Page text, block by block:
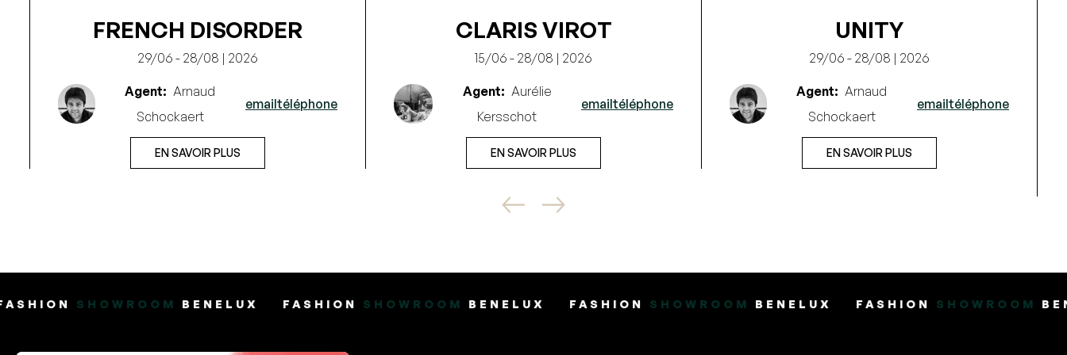
FRENCH DISORDER
29/06 - 28/08 | 2026
Agent: Arnaud
Schockaert
emailtéléphone
EN SAVOIR PLUS
CLARIS VIROT
15/06 - 28/08 | 2026
Agent: Aurélie
Kersschot
emailtéléphone
EN SAVOIR PLUS
UNITY
29/06 - 28/08 | 2026
Agent: Arnaud
Schockaert
emailtéléphone
EN SAVOIR PLUS
BENELUX FASHIONSHOWROOMBENELUX FASHIONSHOWROOMBENELUX FASHIONSHOWROOMBENELUX